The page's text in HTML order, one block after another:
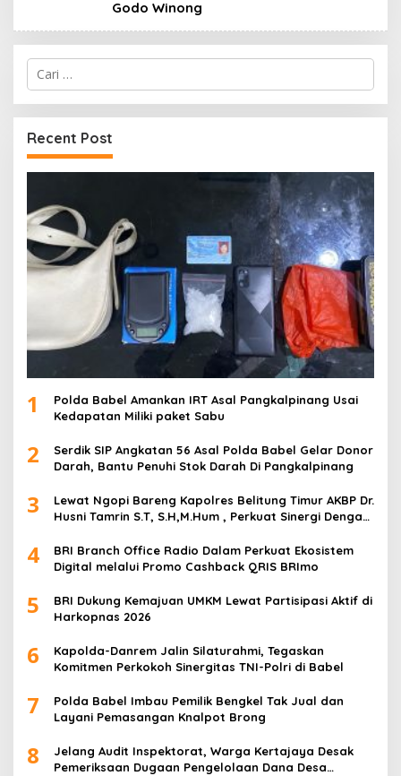
Godo Winong
Cari
untuk:
Recent Post
1
Polda Babel Amankan IRT Asal Pangkalpinang Usai
Kedapatan Miliki paket Sabu
2
Serdik SIP Angkatan 56 Asal Polda Babel Gelar Donor
Darah, Bantu Penuhi Stok Darah Di Pangkalpinang
3
Lewat Ngopi Bareng Kapolres Belitung Timur AKBP Dr.
Husni Tamrin S.T, S.H,M.Hum , Perkuat Sinergi Dengan
4
BRI Branch Office Radio Dalam Perkuat Ekosistem
Digital melalui Promo Cashback QRIS BRImo
5
BRI Dukung Kemajuan UMKM Lewat Partisipasi Aktif di
Harkopnas 2026
6
Kapolda-Danrem Jalin Silaturahmi, Tegaskan
Komitmen Perkokoh Sinergitas TNI-Polri di Babel
7
Polda Babel Imbau Pemilik Bengkel Tak Jual dan
Layani Pemasangan Knalpot Brong
8
Jelang Audit Inspektorat, Warga Kertajaya Desak
Pemeriksaan Dugaan Pengelolaan Dana Desa